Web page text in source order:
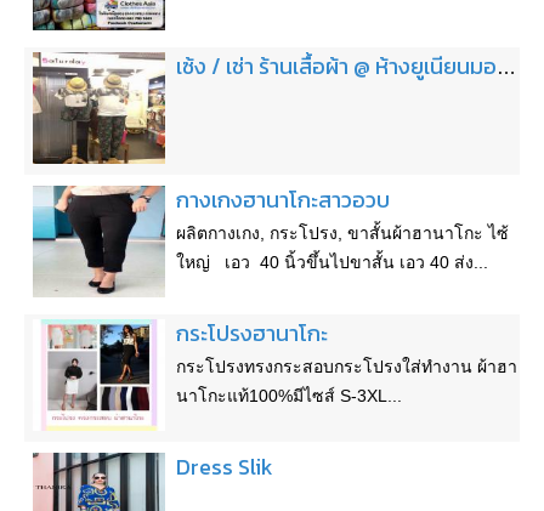
เซ้ง / เช่า ร้านเสื้อผ้า @ ห้างยูเนียนมอลล์ ชั้น F3 (ห้องหัวมุม)
กางเกงฮานาโกะ​สาวอวบ
ผลิตกางเกง​, กระโปรง​, ขาสั้นผ้าฮานาโกะ​ ไซ้
ใหญ่​ เอว​ 40​ นิ้วขึ้นไปขาสั้น​ เอว​ 40​ ส่ง​...
กระโปรง​ฮานาโกะ​
กระโปรงทรงกระสอบกระโปรงใส่ทำงาน ผ้าฮา
นาโกะแท้100%มีไซส์ S-3XL...
Dress Slik